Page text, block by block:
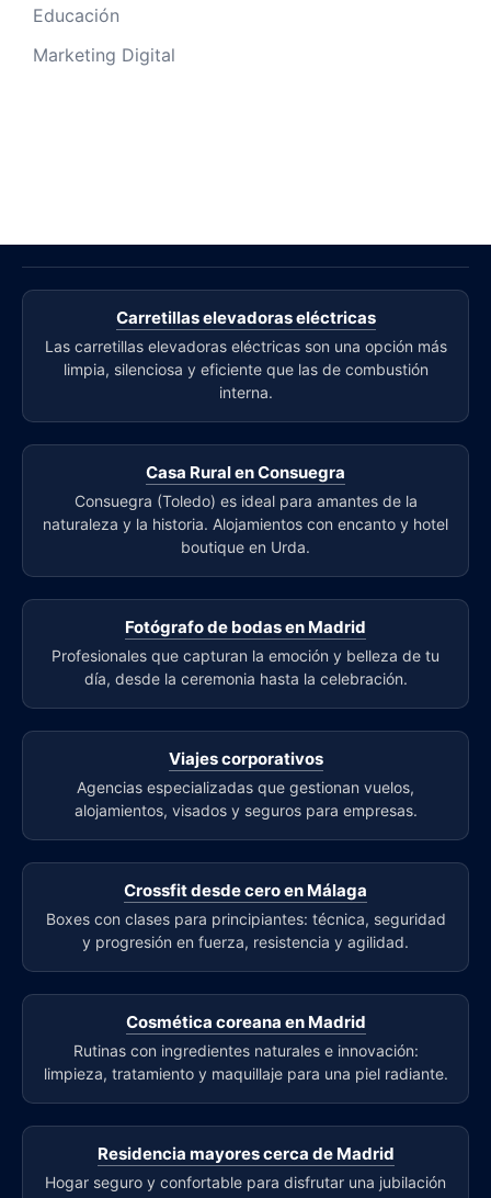
Educación
Marketing Digital
Carretillas elevadoras eléctricas
Las carretillas elevadoras eléctricas son una opción más
limpia, silenciosa y eficiente que las de combustión
interna.
Casa Rural en Consuegra
Consuegra (Toledo) es ideal para amantes de la
naturaleza y la historia. Alojamientos con encanto y hotel
boutique en Urda.
Fotógrafo de bodas en Madrid
Profesionales que capturan la emoción y belleza de tu
día, desde la ceremonia hasta la celebración.
Viajes corporativos
Agencias especializadas que gestionan vuelos,
alojamientos, visados y seguros para empresas.
Crossfit desde cero en Málaga
Boxes con clases para principiantes: técnica, seguridad
y progresión en fuerza, resistencia y agilidad.
Cosmética coreana en Madrid
Rutinas con ingredientes naturales e innovación:
limpieza, tratamiento y maquillaje para una piel radiante.
Residencia mayores cerca de Madrid
Hogar seguro y confortable para disfrutar una jubilación